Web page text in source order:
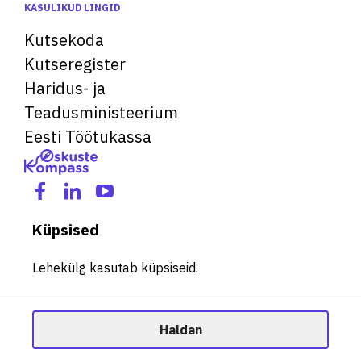
KASULIKUD LINGID
Kutsekoda
Kutseregister
Haridus- ja
Teadusministeerium
Eesti Töötukassa
Küpsised
Lehekülg kasutab küpsiseid.
Haldan